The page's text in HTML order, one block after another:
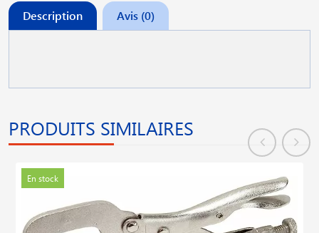
Description Avis (0)
PRODUITS SIMILAIRES
En stock